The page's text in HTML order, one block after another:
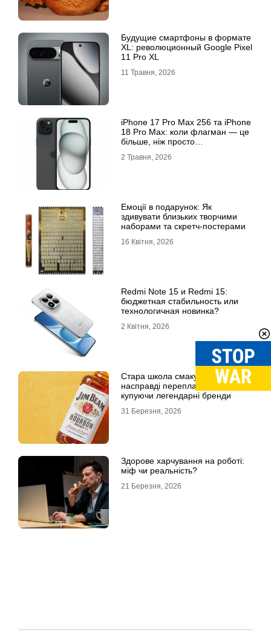
Будущие смартфоны в формате
XL: революционный Google Pixel
11 Pro XL
11 Травня, 2026
iРhone 17 Рro Мax 256 та iРhone
18 Рro Мax: коли флагман — це
більше, ніж просто
2 Травня, 2026
Емоції в подарунок: Як
здивувати близьких творчими
наборами та скретч-постерами
16 Квітня, 2026
Redmi Note 15 и Redmi 15:
бюджетная стабильность или
технологичная новинка?
2 Квітня, 2026
Стара школа смаку: за що ми
насправді переплачуємо,
купуючи легендарні бренди
31 Березня, 2026
Здорове харчування на роботі:
міф чи реальність?
21 Березня, 2026